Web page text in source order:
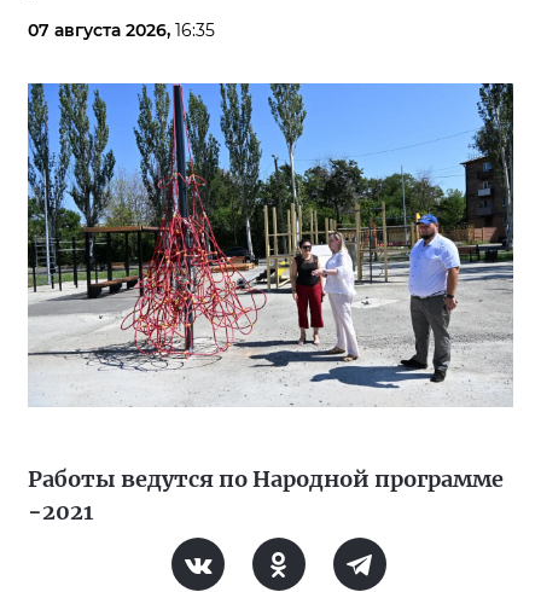
07 августа 2026, 16:35
Работы ведутся по Народной программе
−2021